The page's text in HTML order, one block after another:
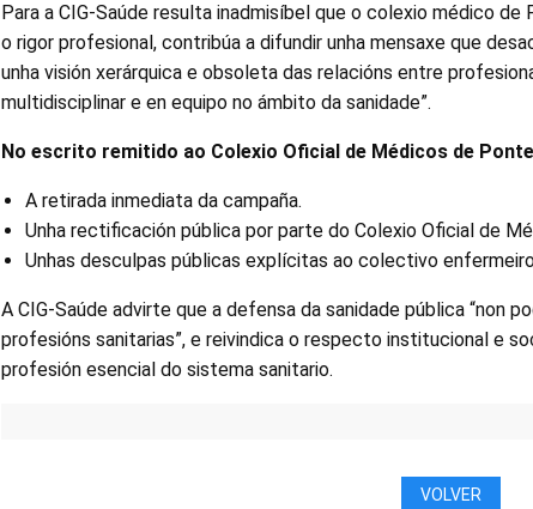
Para a CIG-Saúde resulta inadmisíbel que o colexio médico
o rigor profesional, contribúa a difundir unha mensaxe que
unha visión xerárquica e obsoleta das relacións entre
multidisciplinar e en equipo no ámbito da sanidade”.
No escrito remitido ao Colexio Oficial de Médicos de
A retirada inmediata da campaña.
Unha rectificación pública por parte do Colexio Oficial de
Unhas desculpas públicas explícitas ao colectivo
A CIG-Saúde advirte que a defensa da sanidade pública “non
profesións sanitarias”, e reivindica o respecto institucional e
profesión esencial do sistema sanitario.
VOLVER